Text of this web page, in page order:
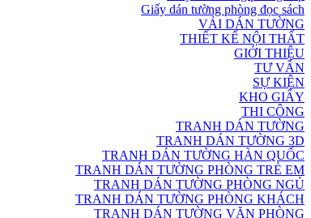
Giấy dán tường phòng đọc sách
VẢI DÁN TƯỜNG
THIẾT KẾ NỘI THẤT
GIỚI THIỆU
TƯ VẤN
SỰ KIỆN
KHO GIẤY
THI CÔNG
TRANH DÁN TƯỜNG
TRANH DÁN TƯỜNG 3D
TRANH DÁN TƯỜNG HÀN QUỐC
TRANH DÁN TƯỜNG PHÒNG TRẺ EM
TRANH DÁN TƯỜNG PHÒNG NGỦ
TRANH DÁN TƯỜNG PHÒNG KHÁCH
TRANH DÁN TƯỜNG VĂN PHÒNG